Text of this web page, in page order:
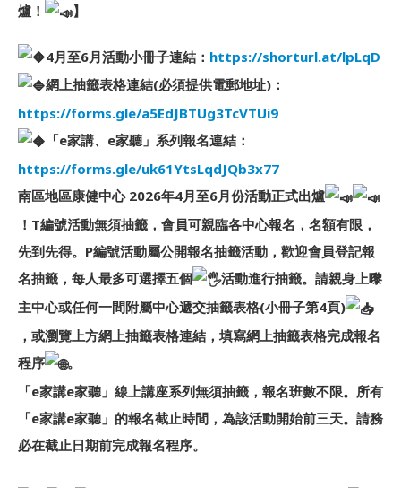
爐！
】
4月至6月活動小冊子連結： https://shorturl.at/lpLqD
網上抽籤表格連結(必須提供電郵地址)：
https://forms.gle/a5EdJBTUg3TcVTUi9
「e家講、e家聽」系列報名連結：
https://forms.gle/uk61YtsLqdJQb3x77
南區地區康健中心 2026年4月至6月份活動正式出爐
！T編號活動無須抽籤，會員可親臨各中心報名，名額有限，
先到先得。P編號活動屬公開報名抽籤活動，歡迎會員登記報
名抽籤，每人最多可選擇五個
活動進行抽籤。請親身上嚟
主中心或任何一間附屬中心遞交抽籤表格(小冊子第4頁)
，或瀏覽上方網上抽籤表格連結，填寫網上抽籤表格完成報名
程序
。
「e家講e家聽」線上講座系列無須抽籤，報名班數不限。所有
「e家講e家聽」的報名截止時間，為該活動開始前三天。請務
必在截止日期前完成報名程序。